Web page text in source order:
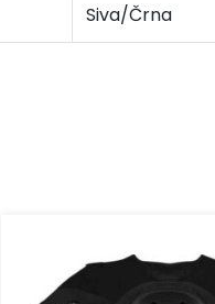
Siva/Črna